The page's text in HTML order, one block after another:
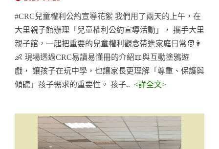
#CRC兒童權利公約宣導花絮 我們用了兩天的上午，在
大里親子館辦理「兒童權利公約宣導活動」， 攜手大里
親子館，一起把重要的兒童權利觀念帶進家庭日常🧑👩
👶 現場透過CRC易讀易懂冊的介紹📖與互動塗鴉遊
戲， 讓孩子在玩中學，也讓家長更理解「尊重、保護與
傾聽」孩子需求的重要性。 孩子.. <詳全文>